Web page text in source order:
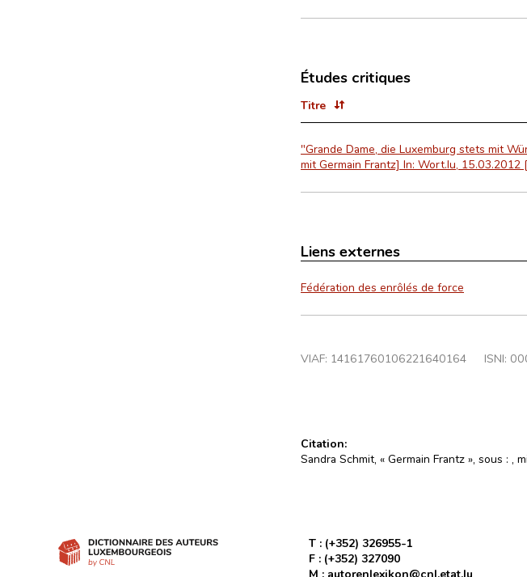
Études critiques
Titre
"Grande Dame, die Luxemburg stets mit
mit Germain Frantz] In: Wort.lu, 15.03.2012
Liens externes
Fédération des enrôlés de force
VIAF: 14161760106221640164 ISNI:
Citation:
Sandra Schmit, « Germain Frantz », sous : ,
T : (+352) 326955-1
F : (+352) 327090
M : autorenlexikon@cnl.etat.lu